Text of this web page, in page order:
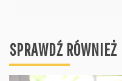
SPRAWDŹ RÓWNIEŻ